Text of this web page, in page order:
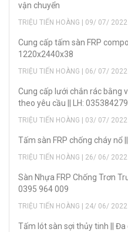
vận chuyển
TRIỆU TIẾN HOÀNG | 09/ 07/ 2022
Cung cấp tấm sàn FRP
1220x2440x38
TRIỆU TIẾN HOÀNG | 06/ 07/ 2022
Cung cấp lưới chắn rác bằng
theo yêu cầu || LH:
TRIỆU TIẾN HOÀNG | 03/ 07/ 2022
Tấm sàn FRP chống cháy nổ
TRIỆU TIẾN HOÀNG | 26/ 06/ 2022
Sàn Nhựa FRP Chống Trơn
0395 964 009
TRIỆU TIẾN HOÀNG | 24/ 06/ 2022
Tấm lót sàn sợi thủy tinh || Đa